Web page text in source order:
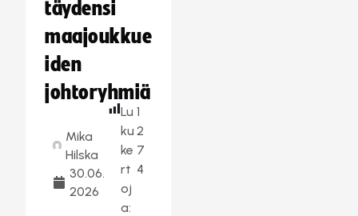
täydensi
maajoukkue
iden
johtoryhmiä
Mika
Hilska
30.06.
2026
Lu
ku
ke
rt
oj
a:
1
2
7
4